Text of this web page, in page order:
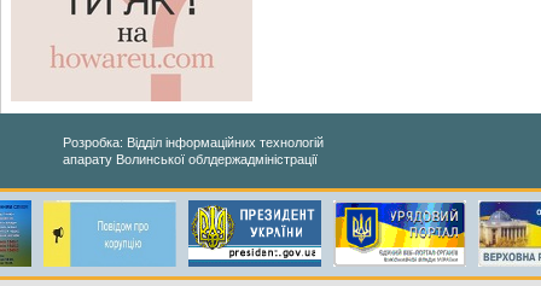
Розробка: Відділ інформаційних технологій
апарату Волинської облдержадміністрації